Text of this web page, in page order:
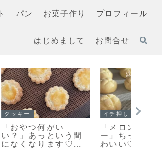
パン お菓子作り プロフィール
はじめまして お問合せ
ッキ
か
ロ
スコーン
【レシピ】リスドォ
ルで作るスコーン♡
やってみたらめちゃ
スコー